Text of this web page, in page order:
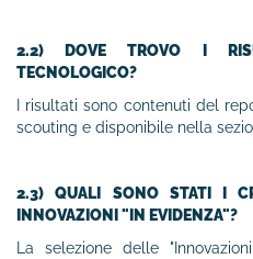
2.2) DOVE TROVO I
TECNOLOGICO?
I risultati sono contenuti del
scouting e disponibile nella
2.3) QUALI SONO STATI I
INNOVAZIONI "IN EVIDENZA"?
La selezione delle